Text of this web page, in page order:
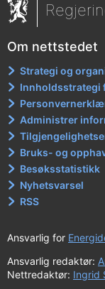
Om nettstedet
Strategi og
Innholdsstrategi
Administrer
Bruks- og
Besøksstatistikk
Nyhetsvarsel
RSS
Ansvarlig for
Ansvarlig redaktør:
Nettredaktør: Ingrid